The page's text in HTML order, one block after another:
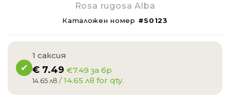
Rosa rugosa Alba
Каталожен номер #S0123
1 саксия
€ 7.49 €7.49 за бр
14.65 лв / 14.65 лв for qty.